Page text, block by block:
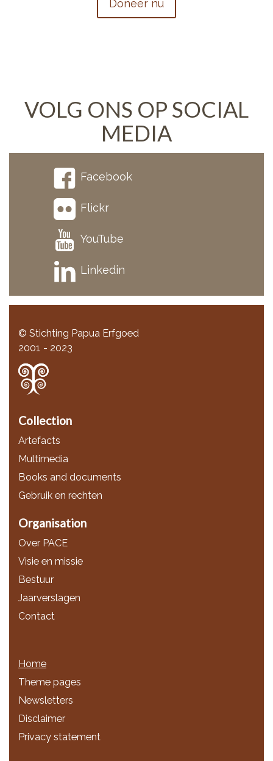
Doneer nu
VOLG ONS OP SOCIAL
MEDIA
Facebook
Flickr
YouTube
Linkedin
© Stichting Papua Erfgoed
2001 - 2023
Collection
Artefacts
Multimedia
Books and documents
Gebruik en rechten
Organisation
Over PACE
Visie en missie
Bestuur
Jaarverslagen
Contact
Home
Theme pages
Newsletters
Disclaimer
Privacy statement